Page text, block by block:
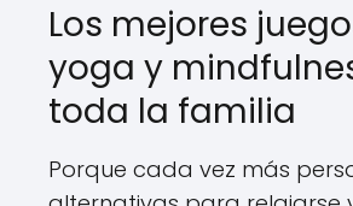
Los mejores
yoga y
toda la familia
Porque cada vez más